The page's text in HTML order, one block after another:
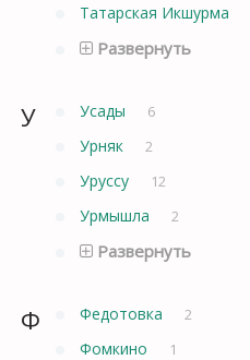
Татарская Икшурма
Развернуть
У Усады 6
Урняк 2
Уруссу 12
Урмышла 2
Развернуть
Ф Федотовка 2
Фомкино 1